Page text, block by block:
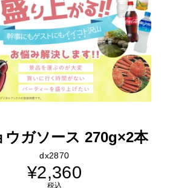
ウガソース 270g×2本
dx2870
通
常
¥2,360
税込